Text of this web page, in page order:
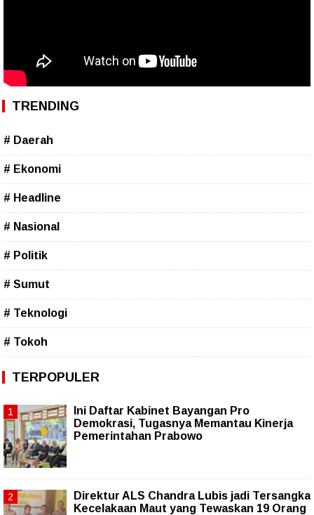
TRENDING
# Daerah
# Ekonomi
# Headline
# Nasional
# Politik
# Sumut
# Teknologi
# Tokoh
TERPOPULER
Ini Daftar Kabinet Bayangan Pro
Demokrasi, Tugasnya Memantau Kinerja
Pemerintahan Prabowo
Direktur ALS Chandra Lubis jadi Tersangka
Kecelakaan Maut yang Tewaskan 19 Orang